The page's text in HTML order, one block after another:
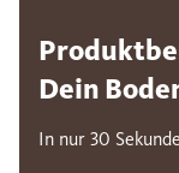
Dein
In nur 30